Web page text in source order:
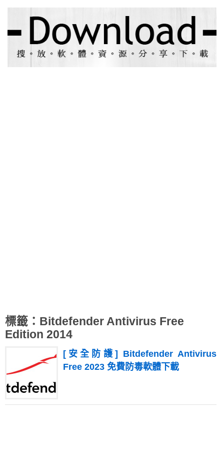
標籤：Bitdefender Antivirus Free
Edition 2014
[安全防護] Bitdefender Antivirus
Free 2023 免費防毒軟體下載